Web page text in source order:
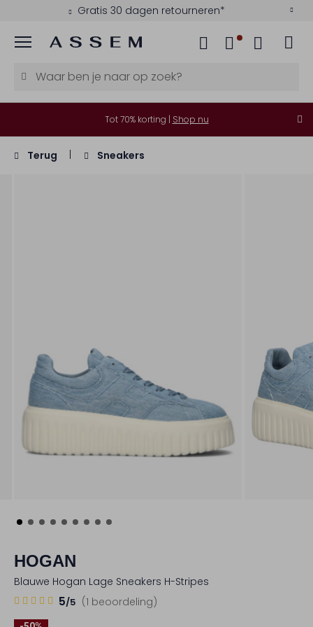
Gratis 30 dagen retourneren*
Menu
Tot 70% korting | Shop nu
Terug Sneakers
HOGAN
Blauwe Hogan Lage Sneakers H-Stripes
(1 beoordeling)
5/5
15
Sterren